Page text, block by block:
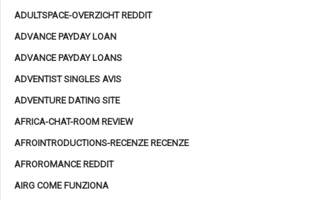
ADULTSPACE-OVERZICHT REDDIT
ADVANCE PAYDAY LOAN
ADVANCE PAYDAY LOANS
ADVENTIST SINGLES AVIS
ADVENTURE DATING SITE
AFRICA-CHAT-ROOM REVIEW
AFROINTRODUCTIONS-RECENZE RECENZE
AFROROMANCE REDDIT
AIRG COME FUNZIONA